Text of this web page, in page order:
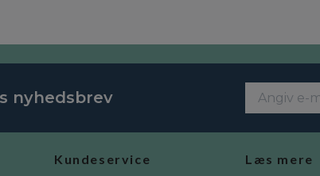
nyhedsbrev
Kundeservice Læs mere